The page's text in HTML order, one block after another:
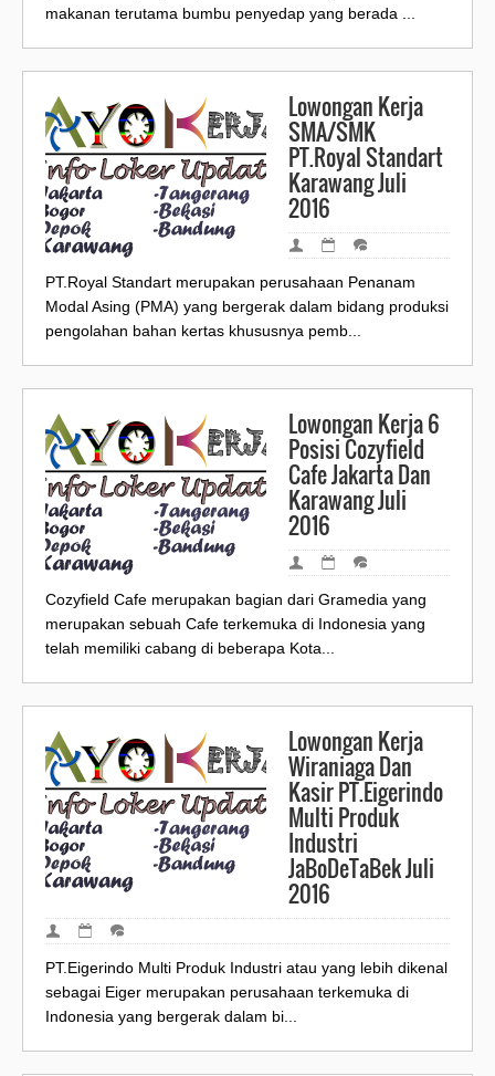
makanan terutama bumbu penyedap yang berada ...
Lowongan Kerja
SMA/SMK
PT.Royal Standart
Karawang Juli
2016
PT.Royal Standart merupakan perusahaan Penanam
Modal Asing (PMA) yang bergerak dalam bidang produksi
pengolahan bahan kertas khususnya pemb...
Lowongan Kerja 6
Posisi Cozyfield
Cafe Jakarta Dan
Karawang Juli
2016
Cozyfield Cafe merupakan bagian dari Gramedia yang
merupakan sebuah Cafe terkemuka di Indonesia yang
telah memiliki cabang di beberapa Kota...
Lowongan Kerja
Wiraniaga Dan
Kasir PT.Eigerindo
Multi Produk
Industri
JaBoDeTaBek Juli
2016
PT.Eigerindo Multi Produk Industri atau yang lebih dikenal
sebagai Eiger merupakan perusahaan terkemuka di
Indonesia yang bergerak dalam bi...